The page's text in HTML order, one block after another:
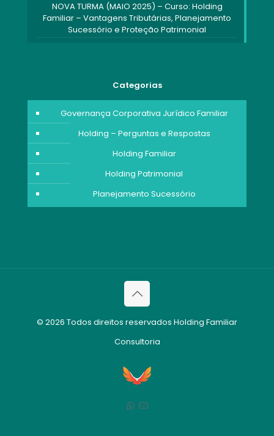
NOVA TURMA (MAIO 2025) – Curso: Holding
Familiar – Vantagens Tributárias, Planejamento
Sucessório e Proteção Patrimonial
Categorias
Governança Corporativa Jurídico Familiar
Holding – Perguntas e Respostas
Holding Familiar
Holding Patrimonial
Planejamento Sucessório
© 2026 Todos direitos reservados Holding Familiar
Consultoria